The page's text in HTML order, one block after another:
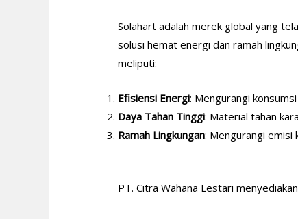
Solahart adalah merek global yang
solusi hemat energi dan ramah
meliputi:
Efisiensi Energi: Mengurangi
Daya Tahan Tinggi: Material tahan
Ramah Lingkungan: Mengurangi emisi
PT. Citra Wahana Lestari